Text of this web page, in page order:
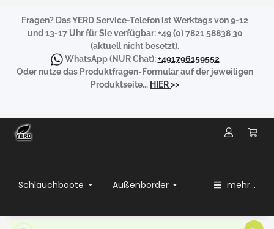
Fragen? Das YERD Service-Telefon ist Werktags von 9-12
und 13-17 Uhr für Sie verfügbar:+49 (0) 7821 58838 30
(aktuell nicht besetzt).
WhatsApp(NUR Chat):+491796159552
Oder nutze das Produktfragen-Formular auf der jeweiligen
Produktseite... HIER>>
Schlauchboote Außenborder mehr...